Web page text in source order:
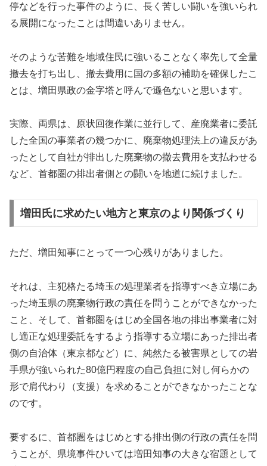
停などを行った事件のように、長く苦しい闘いを強いられ
る展開になったことは間違いありません。
そのような苦難を地域住民に強いることなく率先して全量
撤去を打ち出し、撤去費用に国の多額の補助を確保したこ
とは、増田県政の金字塔と呼んで遜色ないと思います。
実際、両県は、原状回復作業に並行して、産廃業者に委託
した全国の事業者の幾つかに、廃棄物処理法上の違反があ
ったとして自社が排出した廃棄物の撤去費用を支払わせる
など、首都圏の排出者側との闘いを地道に続けました。
増田氏に求めたい地方と東京のより関係づくり
ただ、増田知事にとって一つ心残りがありました。
それは、主犯格たる埼玉の処理業者を指導すべき立場にあ
った埼玉県の廃棄物行政の責任を問うことができなかった
こと、そして、首都圏をはじめ全国各地の排出事業者に対
し適正な処理委託をするよう指導する立場にあった排出者
側の自治体（東京都など）に、純然たる被害県としての岩
手県が強いられた80億円程度の自己負担に対し何らかの
形で肩代わり（支援）を求めることができなかったことな
のです。
要するに、首都圏をはじめとする排出側の行政の責任を問
うことが、県境事件ひいては増田知事の大きな宿題として